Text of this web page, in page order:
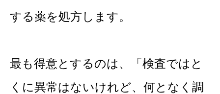
する薬を処方します。
最も得意とするのは、「検査ではと
くに異常はないけれど、何となく調